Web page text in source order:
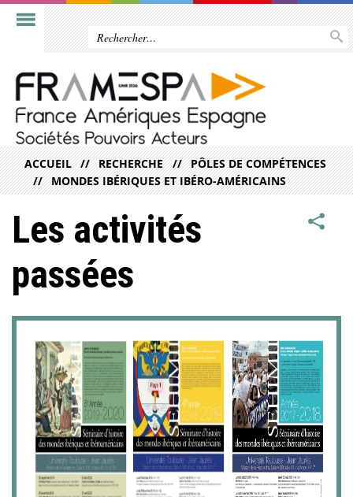
ACCUEIL RECHERCHE
PÔLES DE COMPÉTENCES
MONDES IBÉRIQUES ET IBÉRO-AMÉRICAINS
Les activités
passées